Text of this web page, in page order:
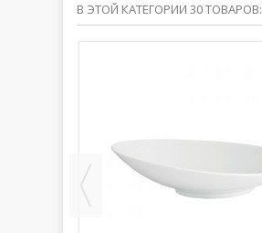
В ЭТОЙ КАТЕГОРИИ 30 ТОВАРОВ: